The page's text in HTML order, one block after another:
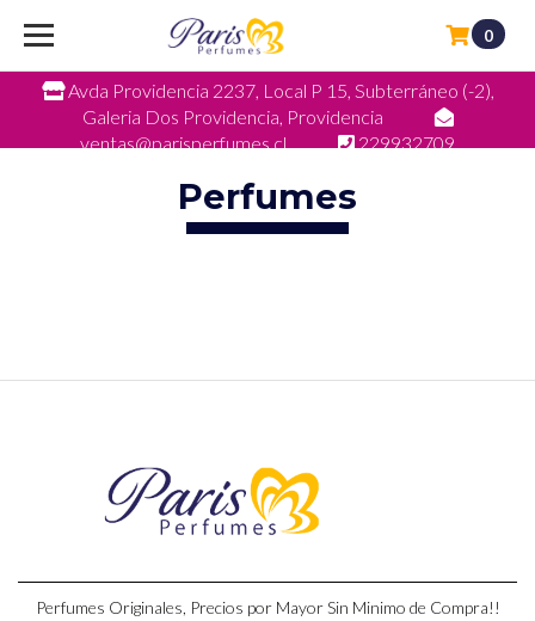
Avda Providencia 2237, Local P 15, Subterráneo (-2),
Galeria Dos Providencia, Providencia
ventas@parisperfumes.cl
229932709
0
Perfumes
Perfumes Originales, Precios por Mayor Sin Minimo de Compra!!